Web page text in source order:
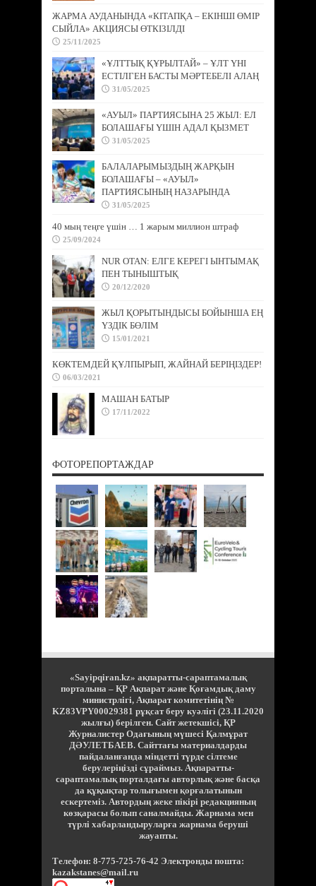
ЖАРМА АУДАНЫНДА «КІТАПҚА – ЕКІНШІ ӨМІР
СЫЙЛА» АКЦИЯСЫ ӨТКІЗІЛДІ
25/11/2025
«ҰЛТТЫҚ ҚҰРЫЛТАЙ» – ҰЛТ ҮНІ
ЕСТІЛГЕН БАСТЫ МӘРТЕБЕЛІ АЛАҢ
31/05/2025
«АУЫЛ» ПАРТИЯСЫНА 25 ЖЫЛ: ЕЛ
БОЛАШАҒЫ ҮШІН АДАЛ ҚЫЗМЕТ
31/05/2025
БАЛАЛАРЫМЫЗДЫҢ ЖАРҚЫН
БОЛАШАҒЫ – «АУЫЛ»
ПАРТИЯСЫНЫҢ НАЗАРЫНДА
31/05/2025
40 мың теңге үшін … 1 жарым миллион штраф
25/09/2024
NUR OTAN: ЕЛГЕ КЕРЕГІ ЫНТЫМАҚ
ПЕН ТЫНЫШТЫҚ
20/12/2020
ЖЫЛ ҚОРЫТЫНДЫСЫ БОЙЫНША ЕҢ
ҮЗДІК БӨЛІМ
15/01/2021
КӨКТЕМДЕЙ ҚҰЛПЫРЫП, ЖАЙНАЙ БЕРІҢІЗДЕР!
06/03/2021
МАШАН БАТЫР
17/11/2022
ФОТОРЕПОРТАЖДАР
«Sayipqiran.kz» ақпаратты-сараптамалық
порталына – ҚР Ақпарат және Қоғамдық даму
министрлігі, Ақпарат комитетінің №
KZ83VPY00029381 рұқсат беру куәлігі (23.11.2020
жылғы) берілген. Сайт жетекшісі, ҚР
Журналистер Одағының мүшесі Қалмұрат
ДӘУЛЕТБАЕВ. Сайттағы материалдарды
пайдаланғанда міндетті түрде сілтеме
берулеріңізді сұраймыз. Ақпаратты-
сараптамалық порталдағы авторлық және басқа
да құқықтар толығымен қорғалатынын
ескертеміз. Автордың жеке пікірі редакцияның
көзқарасы болып саналмайды. Жарнама мен
түрлі хабарландыруларға жарнама беруші
жауапты.
Телефон: 8-775-725-76-42 Электронды пошта:
kazakstanes@mail.ru